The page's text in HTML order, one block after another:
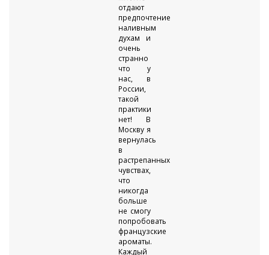
отдают
предпочтение
наливным
духам и
очень
странно
что у
нас, в
России,
такой
практики
нет! В
Москву я
вернулась
в
растрепанных
чувствах,
что
никогда
больше
не смогу
попробовать
французские
ароматы.
Каждый